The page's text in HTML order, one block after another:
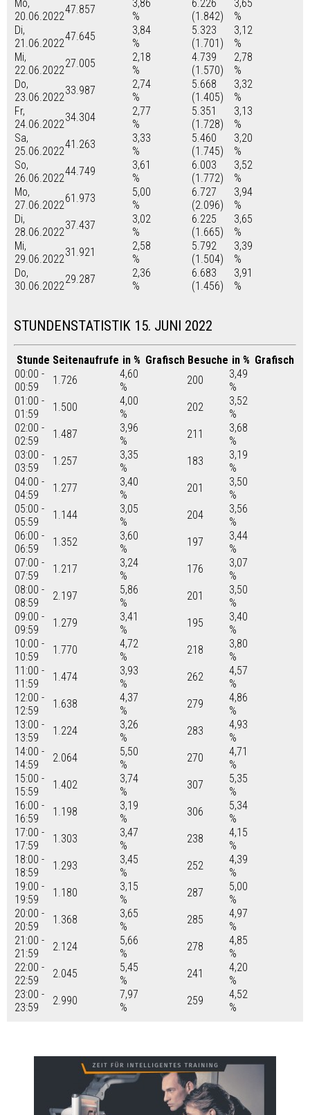
Mo,
20.06.2022
47.857
3,86
%
6.226
(1.842)
3,65
%
Di,
21.06.2022
47.645
3,84
%
5.323
(1.701)
3,12
%
Mi,
22.06.2022
27.005
2,18
%
4.739
(1.570)
2,78
%
Do,
23.06.2022
33.987
2,74
%
5.668
(1.405)
3,32
%
Fr,
24.06.2022
34.304
2,77
%
5.351
(1.728)
3,13
%
Sa,
25.06.2022
41.263
3,33
%
5.460
(1.745)
3,20
%
So,
26.06.2022
44.749
3,61
%
6.003
(1.772)
3,52
%
Mo,
27.06.2022
61.973
5,00
%
6.727
(2.096)
3,94
%
Di,
28.06.2022
37.437
3,02
%
6.225
(1.665)
3,65
%
Mi,
29.06.2022
31.921
2,58
%
5.792
(1.504)
3,39
%
Do,
30.06.2022
29.287
2,36
%
6.683
(1.456)
3,91
%
STUNDENSTATISTIK 15. JUNI 2022
Stunde Seitenaufrufe in % Grafisch Besuche in % Grafisch
00:00 -
00:59
1.726
4,60
%
200
3,49
%
01:00 -
01:59
1.500
4,00
%
202
3,52
%
02:00 -
02:59
1.487
3,96
%
211
3,68
%
03:00 -
03:59
1.257
3,35
%
183
3,19
%
04:00 -
04:59
1.277
3,40
%
201
3,50
%
05:00 -
05:59
1.144
3,05
%
204
3,56
%
06:00 -
06:59
1.352
3,60
%
197
3,44
%
07:00 -
07:59
1.217
3,24
%
176
3,07
%
08:00 -
08:59
2.197
5,86
%
201
3,50
%
09:00 -
09:59
1.279
3,41
%
195
3,40
%
10:00 -
10:59
1.770
4,72
%
218
3,80
%
11:00 -
11:59
1.474
3,93
%
262
4,57
%
12:00 -
12:59
1.638
4,37
%
279
4,86
%
13:00 -
13:59
1.224
3,26
%
283
4,93
%
14:00 -
14:59
2.064
5,50
%
270
4,71
%
15:00 -
15:59
1.402
3,74
%
307
5,35
%
16:00 -
16:59
1.198
3,19
%
306
5,34
%
17:00 -
17:59
1.303
3,47
%
238
4,15
%
18:00 -
18:59
1.293
3,45
%
252
4,39
%
19:00 -
19:59
1.180
3,15
%
287
5,00
%
20:00 -
20:59
1.368
3,65
%
285
4,97
%
21:00 -
21:59
2.124
5,66
%
278
4,85
%
22:00 -
22:59
2.045
5,45
%
241
4,20
%
23:00 -
23:59
2.990
7,97
%
259
4,52
%